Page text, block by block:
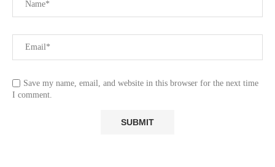
Save my name, email, and website in this browser for the next time
I comment.